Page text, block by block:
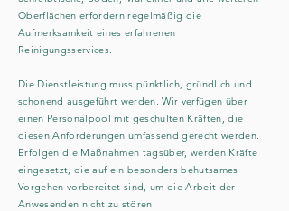
Oberflächen erfordern regelmäßig die
Aufmerksamkeit eines erfahrenen
Reinigungsservices.
Die Dienstleistung muss pünktlich, gründlich und
schonend ausgeführt werden. Wir verfügen über
einen Personalpool mit geschulten Kräften, die
diesen Anforderungen umfassend gerecht werden.
Erfolgen die Maßnahmen tagsüber, werden Kräfte
eingesetzt, die auf ein besonders behutsames
Vorgehen vorbereitet sind, um die Arbeit der
Anwesenden nicht zu stören.